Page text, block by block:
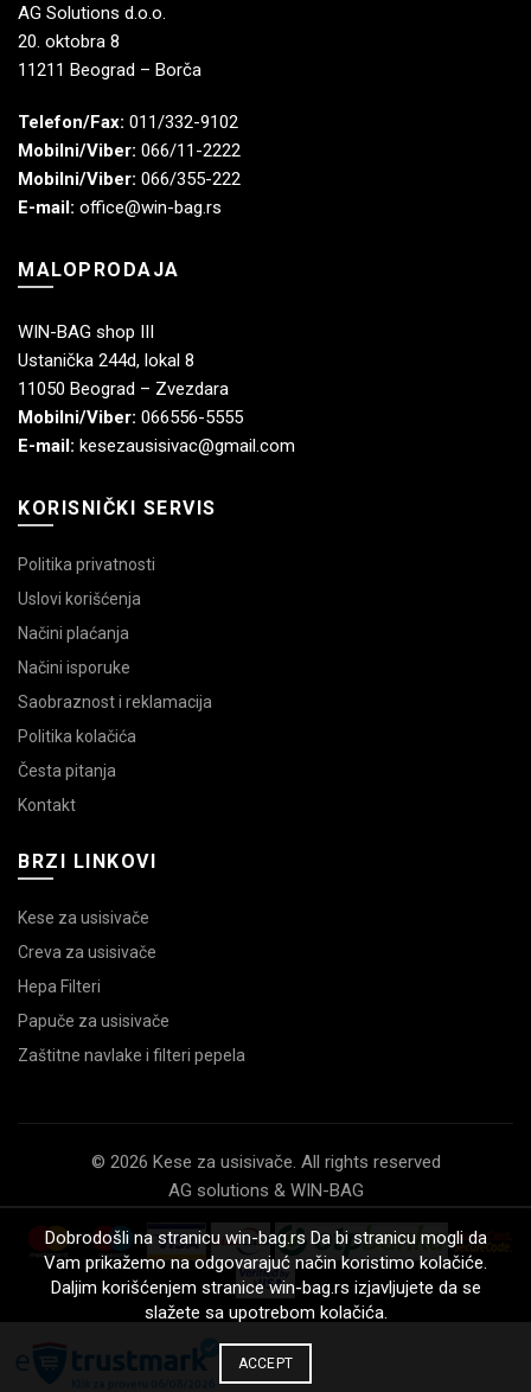
AG Solutions d.o.o.
20. oktobra 8
11211 Beograd – Borča
Telefon/Fax: 011/332-9102
Mobilni/Viber: 066/11-2222
Mobilni/Viber: 066/355-222
E-mail: office@win-bag.rs
MALOPRODAJA
WIN-BAG shop III
Ustanička 244d, lokal 8
11050 Beograd – Zvezdara
Mobilni/Viber: 066556-5555
E-mail: kesezausisivac@gmail.com
KORISNIČKI SERVIS
Politika privatnosti
Uslovi korišćenja
Načini plaćanja
Načini isporuke
Saobraznost i reklamacija
Politika kolačića
Česta pitanja
Kontakt
BRZI LINKOVI
Kese za usisivače
Creva za usisivače
Hepa Filteri
Papuče za usisivače
Zaštitne navlake i filteri pepela
© 2026 Kese za usisivače. All rights reserved
AG solutions & WIN-BAG
Dobrodošli na stranicu win-bag.rs Da bi stranicu mogli da
Vam prikažemo na odgovarajuć način koristimo kolačiće.
Daljim korišćenjem stranice win-bag.rs izjavljujete da se
slažete sa upotrebom kolačića.
ACCEPT